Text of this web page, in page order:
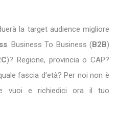
la target audience migliore
. Business To Business (B2B)
)? Regione, provincia o CAP?
fascia d’età? Per noi non è
vuoi e richiedici ora il tuo